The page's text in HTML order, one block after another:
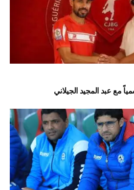
مع عبد المجيد الجيلاني